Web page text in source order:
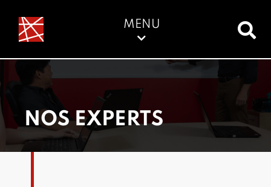
MENU
NOS EXPERTS